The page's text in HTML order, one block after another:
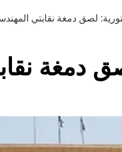
لصق دمغة نقابتي
دمغة